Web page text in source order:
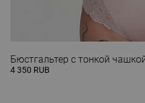
Бюстгальтер с тонкой
4 350 RUB